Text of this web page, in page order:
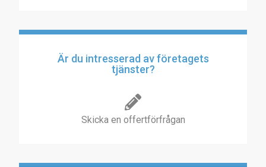
Är du intresserad av företagets
tjänster?
Skicka en offertförfrågan